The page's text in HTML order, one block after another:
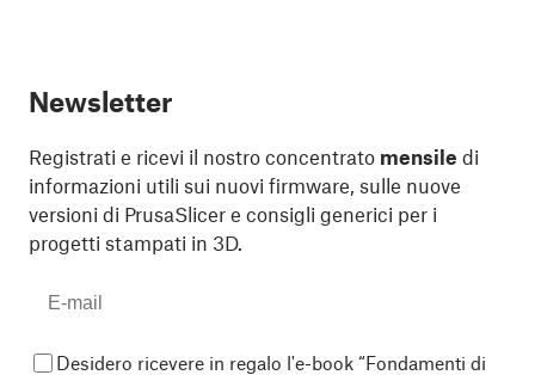
Newsletter
Registrati e ricevi il nostro concentrato mensile di
informazioni utili sui nuovi firmware, sulle nuove
versioni di PrusaSlicer e consigli generici per i
progetti stampati in 3D.
Desidero ricevere in regalo l'e-book “Fondamenti di